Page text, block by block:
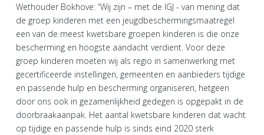
Wethouder Bokhove: “Wij zijn – met de IGJ - van mening dat
de groep kinderen met een jeugdbeschermingsmaatregel
een van de meest kwetsbare groepen kinderen is die onze
bescherming en hoogste aandacht verdient. Voor deze
groep kinderen moeten wij als regio in samenwerking met
gecertificeerde instellingen, gemeenten en aanbieders tijdige
en passende hulp en bescherming organiseren, hetgeen
door ons ook in gezamenlijkheid gedegen is opgepakt in de
doorbraakaanpak. Het aantal kwetsbare kinderen dat wacht
op tijdige en passende hulp is sinds eind 2020 sterk